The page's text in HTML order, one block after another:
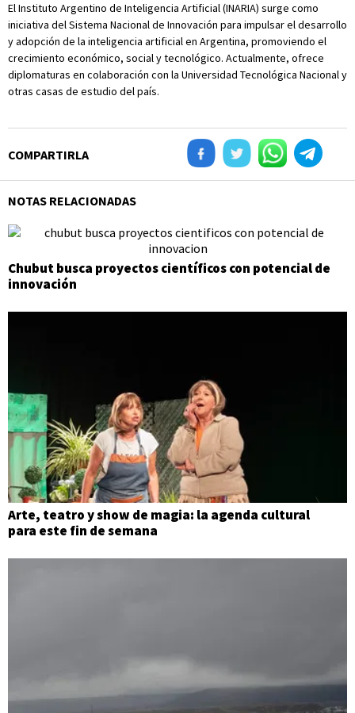
El Instituto Argentino de Inteligencia Artificial (INARIA) surge como
iniciativa del Sistema Nacional de Innovación para impulsar el desarrollo
y adopción de la inteligencia artificial en Argentina, promoviendo el
crecimiento económico, social y tecnológico. Actualmente, ofrece
diplomaturas en colaboración con la Universidad Tecnológica Nacional y
otras casas de estudio del país.
COMPARTIRLA
NOTAS RELACIONADAS
Chubut busca proyectos científicos con potencial de
innovación
Arte, teatro y show de magia: la agenda cultural
para este fin de semana